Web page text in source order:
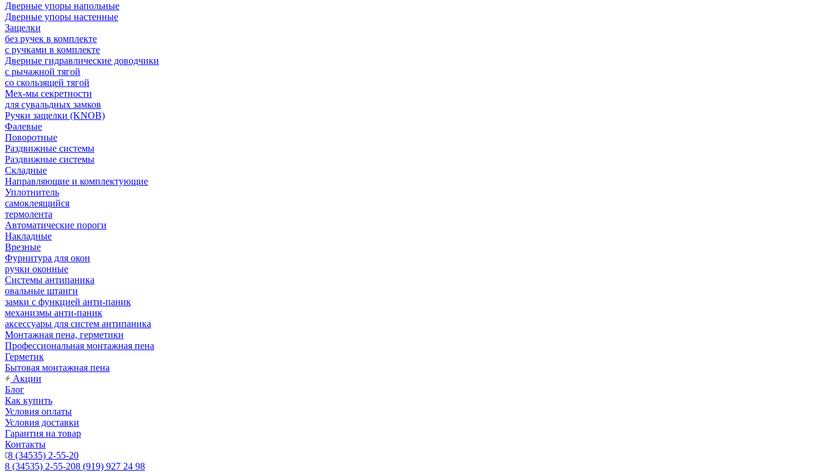
Дверные упоры напольные
Дверные упоры настенные
Защелки
без ручек в комплекте
с ручками в комплекте
Дверные гидравлические доводчики
с рычажной тягой
со скользящей тягой
Мех-мы секретности
для сувальдных замков
Ручки защелки (KNOB)
Фалевые
Поворотные
Раздвижные системы
Раздвижные системы
Складные
Направляющие и комплектующие
Уплотнитель
самоклеящийся
термолента
Автоматические пороги
Накладные
Врезные
Фурнитура для окон
ручки оконные
Системы антипаника
овальные штанги
замки с функцией анти-паник
механизмы анти-паник
аксессуары для систем антипаника
Монтажная пена, герметики
Профессиональная монтажная пена
Герметик
Бытовая монтажная пена
Акции
Блог
Как купить
Условия оплаты
Условия доставки
Гарантия на товар
Контакты
8 (34535) 2-55-20
8 (34535) 2-55-208 (919) 927 24 98